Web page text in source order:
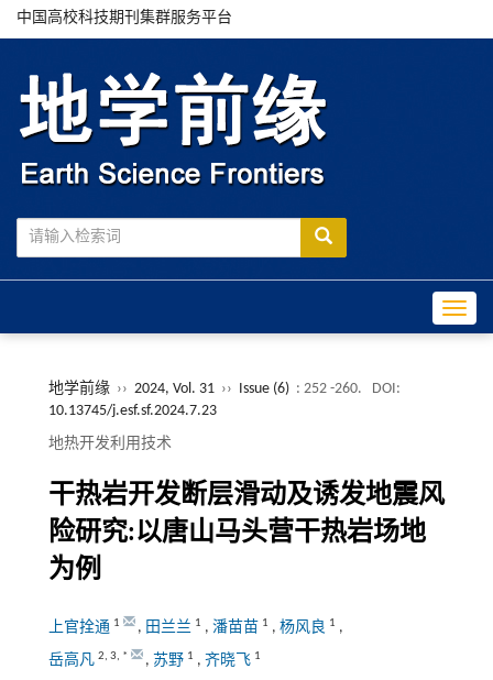
中国高校科技期刊集群服务平台
地学前缘 ›› 2024, Vol. 31 ›› Issue (6) : 252 -260.
DOI:
10.13745/j.esf.sf.2024.7.23
地热开发利用技术
干热岩开发断层滑动及诱发地震风
险研究:以唐山马头营干热岩场地
为例
上官拴通 1 , 田兰兰 1 , 潘苗苗 1 , 杨风良 1 ,
岳高凡 2, 3, * , 苏野 1 , 齐晓飞 1